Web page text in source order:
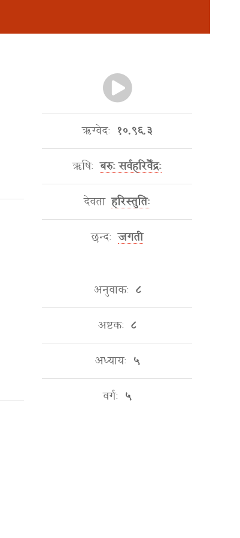
ऋग्वेदः १०.९६.३
ऋषिः बरुः सर्वहरिर्वैंद्रः
देवता हरिस्तुतिः
छन्दः जगती
अनुवाकः ८
अष्टकः ८
अध्यायः ५
वर्गः ५